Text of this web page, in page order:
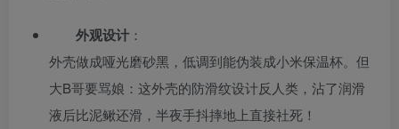
外观设计 ：
外壳做成哑光磨砂黑，低调到能伪装成小米保温杯。但
大B哥要骂娘：这外壳的防滑纹设计反人类，沾了润滑
液后比泥鳅还滑，半夜手抖摔地上直接社死！